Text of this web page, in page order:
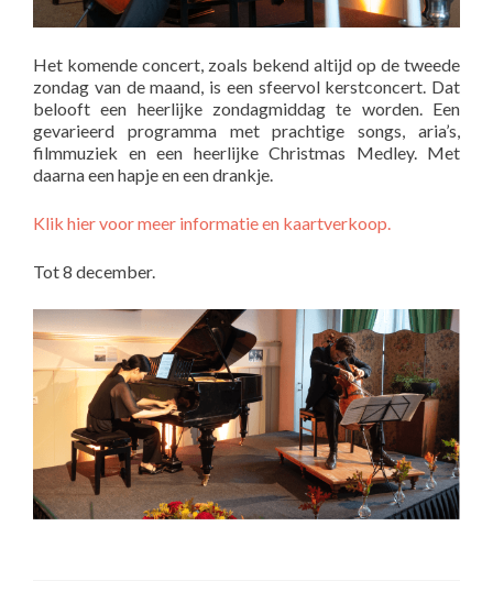
Het komende concert, zoals bekend altijd op de tweede
zondag van de maand, is een sfeervol kerstconcert. Dat
belooft een heerlijke zondagmiddag te worden. Een
gevarieerd programma met prachtige songs, aria’s,
filmmuziek en een heerlijke Christmas Medley. Met
daarna een hapje en een drankje.
Klik hier voor meer informatie en kaartverkoop.
Tot 8 december.